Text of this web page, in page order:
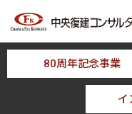
80周年記念事業
イ